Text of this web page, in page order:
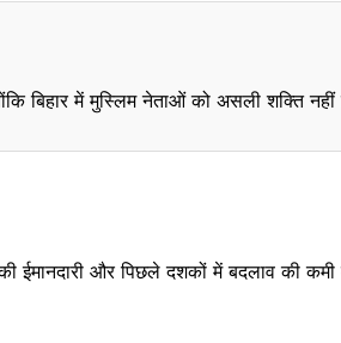
बिहार में मुस्लिम नेताओं को असली शक्ति नहीं
और पिछले दशकों में बदलाव की कमी